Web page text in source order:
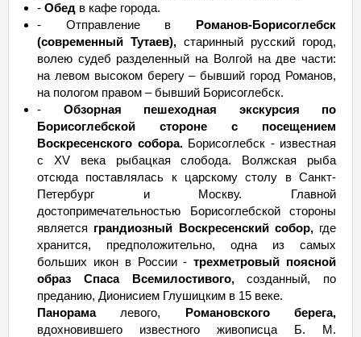
- Обед в кафе города.
- Отправление в Романов-Борисоглебск
(современный Тутаев), старинный русский город,
волею судеб разделенный на Волгой на две части:
на левом высоком берегу – бывший город Романов,
на пологом правом – бывший Борисоглебск.
- Обзорная пешеходная экскурсия по
Борисоглебской стороне с посещением
Воскресенского собора. Борисоглебск - известная
с XV века рыбацкая слобода. Волжская рыба
отсюда поставлялась к царскому столу в Санкт-
Петербург и Москву. Главной
достопримечательностью Борисоглебской стороны
является грандиозный Воскресенский собор, где
хранится, предположительно, одна из самых
больших икон в России -трехметровый поясной
образ Спаса Всемилостивого,созданный, по
преданию, Дионисием Глушицким в 15 веке.
Панорама левого, Романовского берега,
вдохновившего известного живописца Б. М.